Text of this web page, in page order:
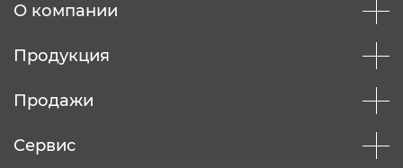
О компании
Продукция
Продажи
Сервис